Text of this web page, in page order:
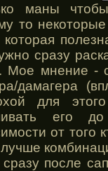
маны
то
которая
сразу
Мое мнение -
дамагера
для
его
от того
сразу после